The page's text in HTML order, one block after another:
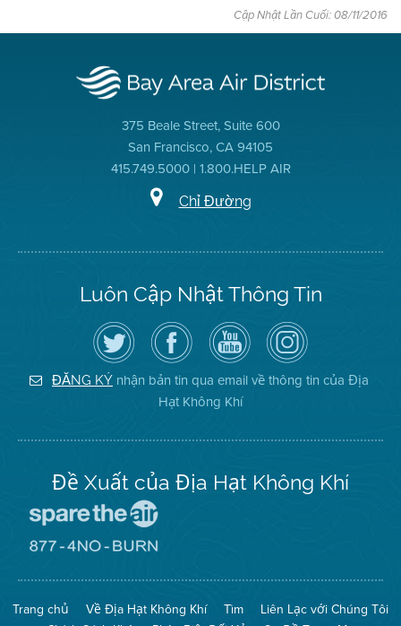
Cập Nhật Lần Cuối: 08/11/2016
375 Beale Street, Suite 600
San Francisco, CA 94105
415.749.5000 | 1.800.HELP AIR
Chỉ Đường
Luôn Cập Nhật Thông Tin
Hãy
theo
dõi
Địa
Hạt
Không
Truy
cập
Trang
Facebook
của
Địa
Hạt
Kênh
YouTube
của
Địa
Hạt
Không
Khí
Air
District
on
Instagram
ĐĂNG KÝ nhận bản tin qua email về thông tin của Địa
Hạt Không Khí
Đề Xuất của Địa Hạt Không Khí
The
(Bảo
Toàn
Mạng
No
Burn
Trang chủ Về Địa Hạt Không Khí Tìm
Liên Lạc với Chúng Tôi